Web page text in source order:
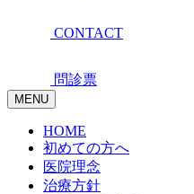
CONTACT
問診票
MENU
HOME
初めての方へ
医院理念
治療方針